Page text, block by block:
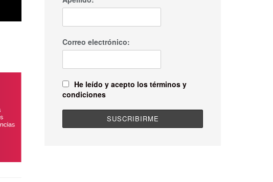
Correo electrónico:
He leído y acepto los términos y
condiciones